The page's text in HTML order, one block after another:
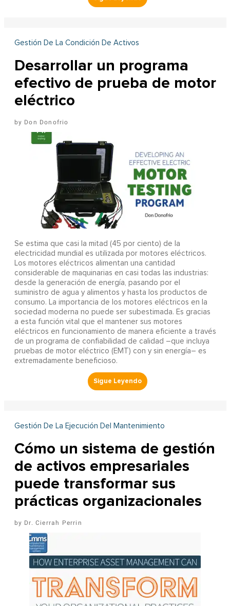
Gestión De La Condición De Activos
Desarrollar un programa
efectivo de prueba de motor
eléctrico
Don Donofrio
Se estima que casi la mitad (45 por ciento) de la
electricidad mundial es utilizada por motores eléctricos.
Los motores eléctricos alimentan una cantidad
considerable de maquinarias en casi todas las industrias:
desde la generación de energía, pasando por el
suministro de agua y alimentos y hasta los productos de
consumo. La importancia de los motores eléctricos en la
sociedad moderna no puede ser subestimada. Es gracias
a esta función vital que el mantener sus motores
eléctricos en funcionamiento de manera eficiente a través
de un programa de confiabilidad de calidad –que incluya
pruebas de motor eléctrico (EMT) con y sin energía– es
extremadamente beneficioso.
Gestión De La Ejecución Del Mantenimiento
Cómo un sistema de gestión
de activos empresariales
puede transformar sus
prácticas organizacionales
Dr. Cierrah Perrin